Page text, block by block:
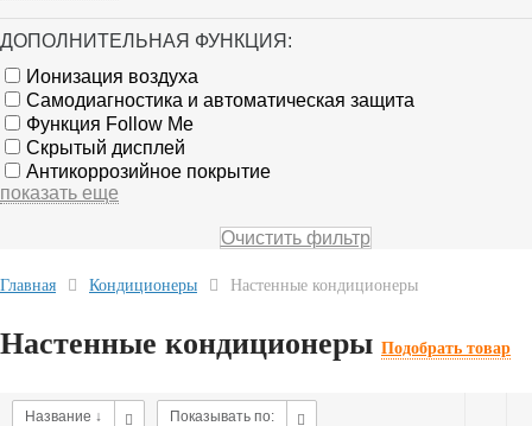
ДОПОЛНИТЕЛЬНАЯ ФУНКЦИЯ:
Ионизация воздуха
Самодиагностика и автоматическая защита
Функция Follow Me
Скрытый дисплей
Антикоррозийное покрытие
показать еще
Очистить фильтр
Главная Кондиционеры Настенные кондиционеры
Настенные кондиционеры Подобрать товар
Название ↓ Показывать по: